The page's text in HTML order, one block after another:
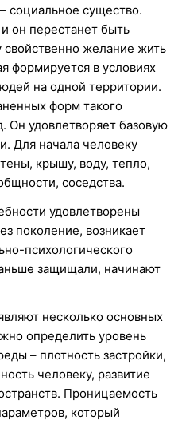
социальное существо.
он перестанет быть
желание жить
формируется в условиях
на одной территории.
форм такого
Он удовлетворяет базовую
Для начала человеку
крышу, воду, тепло,
соседства.
удовлетворены
поколение, возникает
психологического
защищали, начинают
несколько основных
определить уровень
– плотность застройки,
человеку, развитие
Проницаемость
который